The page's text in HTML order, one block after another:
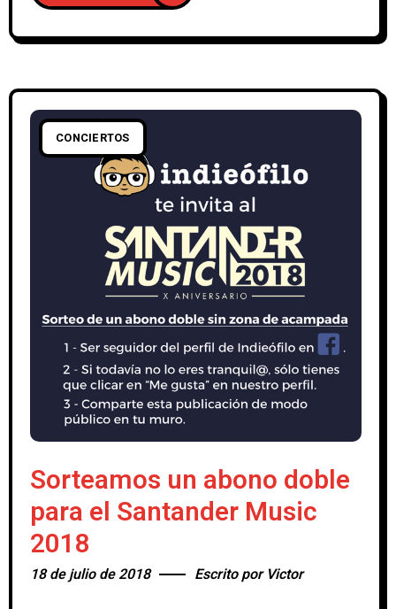
CONCIERTOS
Sorteamos un abono doble
para el Santander Music
2018
18 de julio de 2018 Escrito por Victor